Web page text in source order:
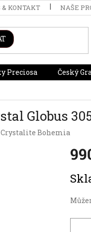
& KONTAKT NAŠE
Preciosa Český
Globus
Crystalite Bohemia
cena: